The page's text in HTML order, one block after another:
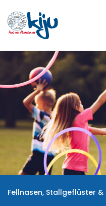
Zum Hauptinhalt
Fellnasen, Stallgeflüster